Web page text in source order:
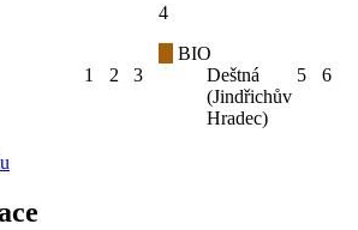
1 2 3
4
BIO
Deštná
(Jindřichův
Hradec)
5 6